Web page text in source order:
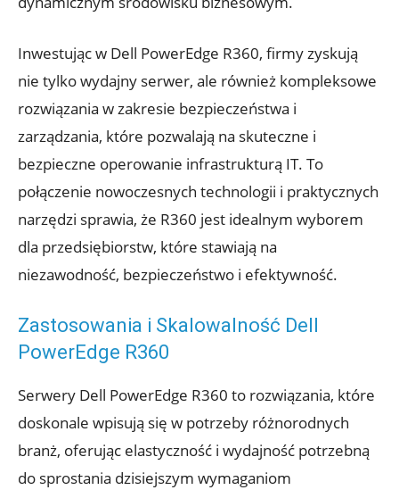
Inwestując w Dell PowerEdge R360, firmy zyskują
nie tylko wydajny serwer, ale również kompleksowe
rozwiązania w zakresie bezpieczeństwa i
zarządzania, które pozwalają na skuteczne i
bezpieczne operowanie infrastrukturą IT. To
połączenie nowoczesnych technologii i praktycznych
narzędzi sprawia, że R360 jest idealnym wyborem
dla przedsiębiorstw, które stawiają na
niezawodność, bezpieczeństwo i efektywność.
Zastosowania i Skalowalność Dell
PowerEdge R360
Serwery Dell PowerEdge R360 to rozwiązania, które
doskonale wpisują się w potrzeby różnorodnych
branż, oferując elastyczność i wydajność potrzebną
do sprostania dzisiejszym wymaganiom